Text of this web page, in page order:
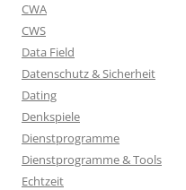
CWA
CWS
Data Field
Datenschutz & Sicherheit
Dating
Denkspiele
Dienstprogramme
Dienstprogramme & Tools
Echtzeit